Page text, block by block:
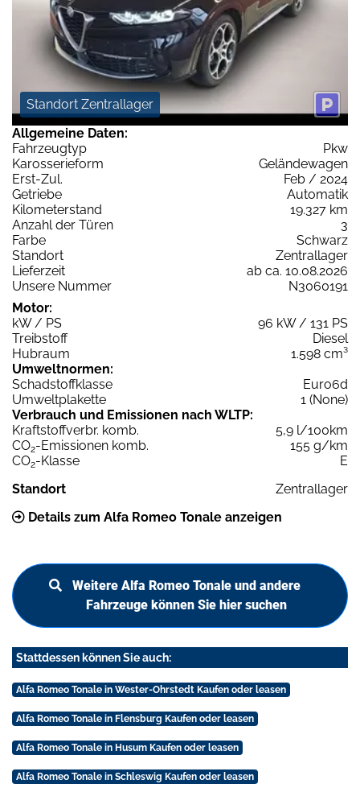
Standort Zentrallager
Allgemeine Daten:
Fahrzeugtyp
Pkw
Karosserieform
Geländewagen
Erst-Zul.
Feb / 2024
Getriebe
Automatik
Kilometerstand
19.327 km
Anzahl der Türen
3
Farbe
Schwarz
Standort
Zentrallager
Lieferzeit
ab ca. 10.08.2026
Unsere Nummer
N3060191
Motor:
kW / PS
96 kW / 131 PS
Treibstoff
Diesel
Hubraum
1.598 cm³
Umweltnormen:
Schadstoffklasse
Euro6d
Umweltplakette
1 (None)
Verbrauch und Emissionen nach WLTP:
Kraftstoffverbr. komb.
5,9 l/100km
CO2-Emissionen komb.
155 g/km
CO2-Klasse
E
Standort
Zentrallager
Details zum Alfa Romeo Tonale anzeigen
Weitere Alfa Romeo Tonale und andere
Fahrzeuge können Sie hier suchen
Stattdessen können Sie auch:
Alfa Romeo Tonale in Wester-Ohrstedt Kaufen oder leasen
Alfa Romeo Tonale in Flensburg Kaufen oder leasen
Alfa Romeo Tonale in Husum Kaufen oder leasen
Alfa Romeo Tonale in Schleswig Kaufen oder leasen